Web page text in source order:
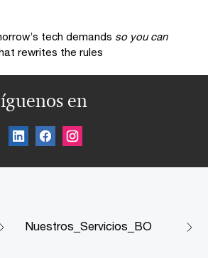
tech demands so you can
rewrites the rules
en
Nuestros_Servicios_BO